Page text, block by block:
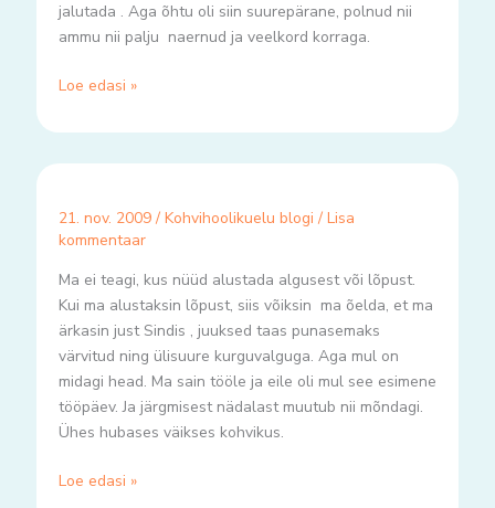
jalutada . Aga õhtu oli siin suurepärane, polnud nii
ammu nii palju naernud ja veelkord korraga.
Loe edasi »
21. nov. 2009 / Kohvihoolikuelu blogi / Lisa
kommentaar
Ma ei teagi, kus nüüd alustada algusest või lõpust.
Kui ma alustaksin lõpust, siis võiksin ma õelda, et ma
ärkasin just Sindis , juuksed taas punasemaks
värvitud ning ülisuure kurguvalguga. Aga mul on
midagi head. Ma sain tööle ja eile oli mul see esimene
tööpäev. Ja järgmisest nädalast muutub nii mõndagi.
Ühes hubases väikses kohvikus.
Loe edasi »